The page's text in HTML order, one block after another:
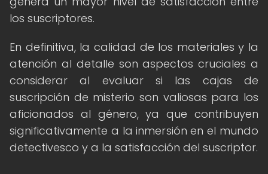
los suscriptores.
En definitiva, la calidad de los materiales y la
atención al detalle son aspectos cruciales a
considerar al evaluar si las cajas de
suscripción de misterio son valiosas para los
aficionados al género, ya que contribuyen
significativamente a la inmersión en el mundo
detectivesco y a la satisfacción del suscriptor.